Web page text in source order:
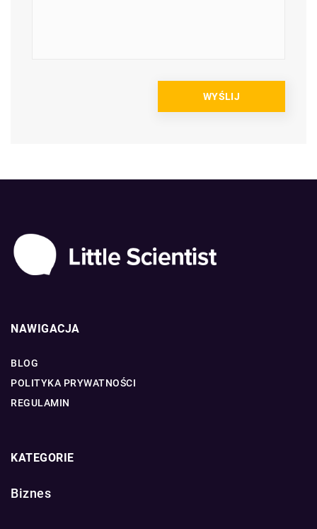
NAWIGACJA
BLOG
POLITYKA PRYWATNOŚCI
REGULAMIN
KATEGORIE
Biznes